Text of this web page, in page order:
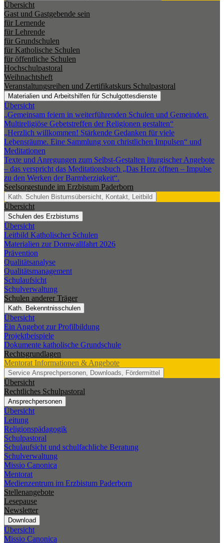
Übersicht
Gast und Gastgebende sein
für Lernende
für Lehrende
für Grundschulen
für Katholische Schulen
für öffentliche Schulen
Hochschulpastoral
Weihnachtsheft
Veranstaltungsreihen und Zertifikatskurs Schulpastoral
Materialien und Arbeitshilfen für Schulgottesdienste
Übersicht
„Gemeinsam feiern in weiterführenden Schulen und Gemeinden.
Multireligiöse Gebetstreffen der Religionen gestalten“
„Herzlich willkommen! Stärkende Gedanken für viele
Lebensräume. Eine Sammlung von christlichen Impulsen“ und
Meditationen
Texte und Anregungen zum Selbst-Gestalten liturgischer Angebote
– das verspricht das Meditationsbuch „Das Herz öffnen – Impulse
zu den Werken der Barmherzigkeit“.
Seelsorgestunde im Erzbistum Paderborn
Kath. Schulen Bistumsübersicht, Kontakt, Leitbild
Übersicht
Schulen des Erzbistums
Übersicht
Leitbild Katholischer Schulen
Materialien zur Domwallfahrt 2026
Prävention
Qualitätsanalyse
Qualitätsmanagement
Schulaufsicht
Schulverwaltung
Schulen anderer Träger
Kath. Bekenntnisschulen
Übersicht
Ein Angebot zur Profilbildung
Projektbeispiele
Dokumente katholische Grundschule
Rechtsgrundlagen
Mentorat Informationen & Angebote
Service Ansprechpersonen, Downloads, Fördermittel
Übersicht
Rechtliches Schulpastoral
Ansprechpersonen
Übersicht
Leitung
Religionspädagogik
Schulpastoral
Schulaufsicht und schulfachliche Beratung
Schulverwaltung
Missio Canonica
Mentorat
Medienzentrum im Erzbistum Paderborn
Stellenangebote
Lesepause
Newsletter
Download
Übersicht
Missio Canonica